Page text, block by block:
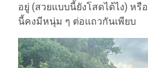
อยู่ (สวยแบบนี้ยังโสดได้ไง) หรื
นี้คงมีหนุ่ม ๆ ต่อแถวกันเพียบ